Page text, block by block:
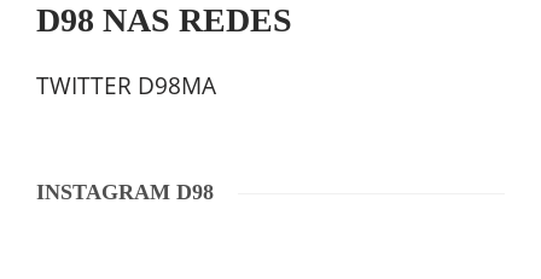
D98 NAS REDES
TWITTER D98MA
INSTAGRAM D98